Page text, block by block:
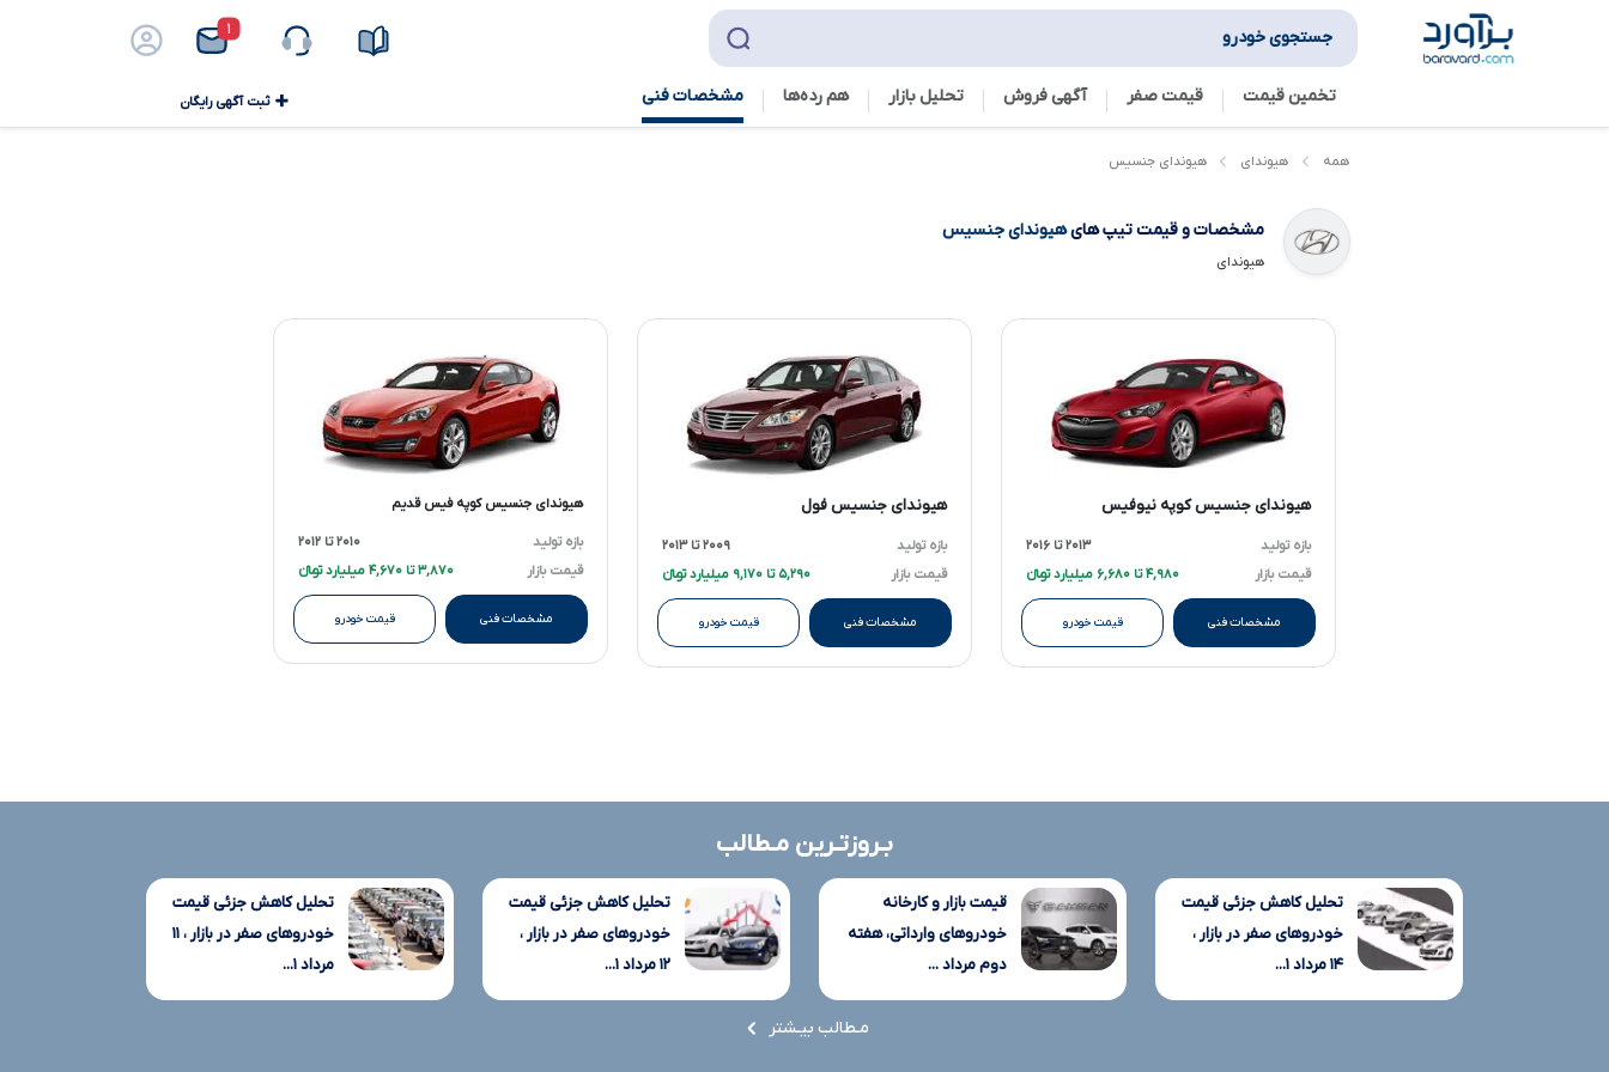
۱ جستجوی خودرو
تخمین قیمت قیمت صفر آگهی فروش تحلیل بازار هم رده‌ها‌ مشخصات فنی ثبت آگهی رایگان
همه هیوندای هیوندای جنسیس
مشخصات و قیمت تیپ هایهیوندای جنسیس
هیوندای
هیوندای جنسیس کوپه نیوفیس
بازه تولید
۲۰۱۳ تا ۲۰۱۶
قیمت بازار
۴,۹۸۰ تا ۶,۶۸۰ میلیارد تومانءءء
مشخصات فنی قیمت خودرو
هیوندای جنسیس فول
بازه تولید
۲۰۰۹ تا ۲۰۱۳
قیمت بازار
۵,۲۹۰ تا ۹,۱۷۰ میلیارد تومانءءء
مشخصات فنی قیمت خودرو
هیوندای جنسیس کوپه فیس قدیم
بازه تولید
۲۰۱۰ تا ۲۰۱۲
قیمت بازار
۳,۸۷۰ تا ۴,۶۷۰ میلیارد تومانءءء
مشخصات فنی قیمت خودرو
بـروزتـرین مـطالب
تحلیل کاهش جزئی قیمت
خودروهای صفر در بازار ،
۱۴ مرداد ۱...
قیمت بازار و کارخانه
خودروهای وارداتی، هفته
دوم مرداد ...
تحلیل کاهش جزئی قیمت
خودروهای صفر در بازار ،
۱۲ مرداد ۱...
تحلیل کاهش جزئی قیمت
خودروهای صفر در بازار ، ۱۱
مرداد ۱...
مـطالب بیـشتر